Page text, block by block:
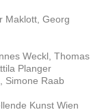
Maklott, Georg
Weckl, Thomas
Planger
Simone Raab
Kunst Wien